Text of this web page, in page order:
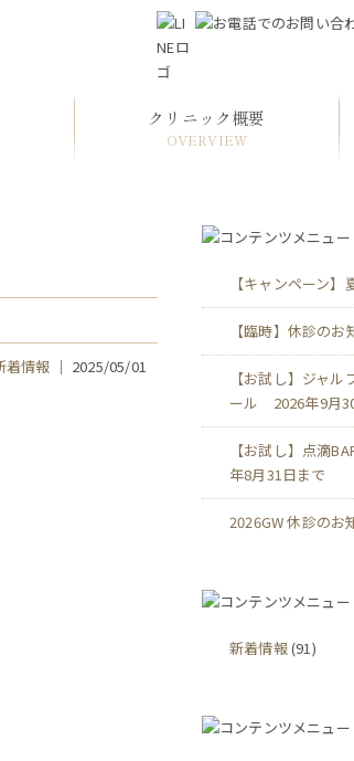
クリニック概要
OVERVIEW
着情報 ｜ 2025/05/01
【キャンペーン
【臨時】休診のお
【お試し】ジャル
ール 2026年9月
【お試し】点滴
年8月31日まで
2026GW 休診のお
新着情報(91)